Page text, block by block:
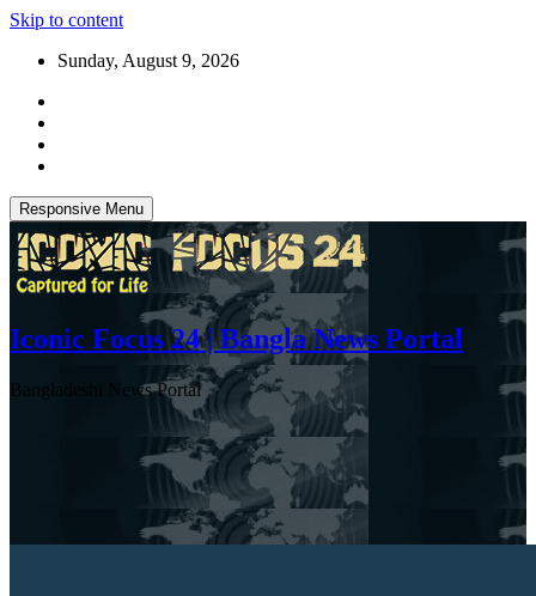
Skip to content
Sunday, August 9, 2026
Responsive Menu
Iconic Focus 24 | Bangla News Portal
Bangladeshi News Portal